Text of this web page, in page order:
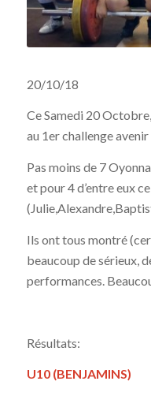
20/10/18
Ce Samedi 20
au 1er challenge avenir
Pas moins de 7
et pour 4 d’entre eux
Ils ont tous montré
beaucoup de sérieux,
performances.
Résultats:
U10 (BENJAMINS)